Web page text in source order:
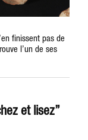
finissent pas de
l’un de ses
et lisez”